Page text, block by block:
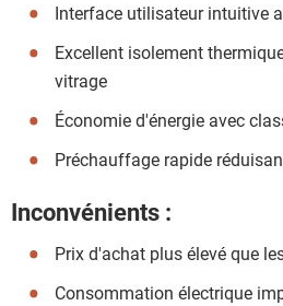
Interface utilisateur intuitive
Excellent isolement
vitrage
Économie d'énergie avec
Préchauffage rapide
Inconvénients :
Prix d'achat plus élevé que
Consommation électrique